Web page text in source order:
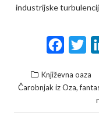
industrijske
c
i
Književna oaza
Čarobnjak iz Oza,